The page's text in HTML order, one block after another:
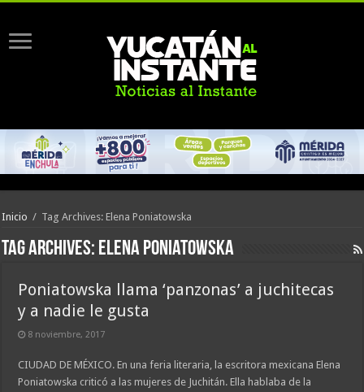
Inicio / Tag Archives: Elena Poniatowska
Tag Archives: Elena Poniatowska
Poniatowska llama ‘panzonas’ a juchitecas
y a nadie le gusta
8 noviembre, 2017
CIUDAD DE MÉXICO. En una feria literaria, la escritora mexicana Elena
Poniatowska criticó a las mujeres de Juchitán. Ella hablaba de la